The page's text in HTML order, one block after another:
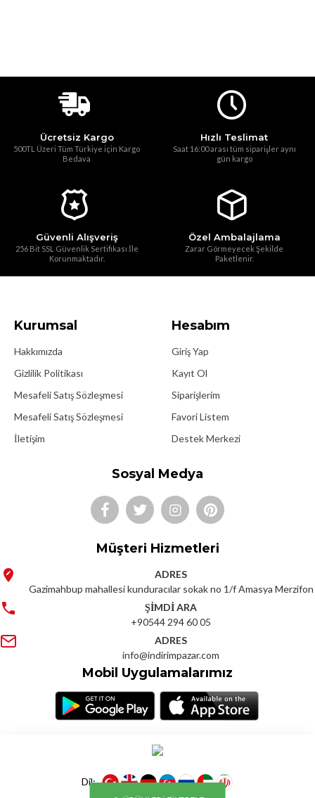
Ücretsiz Kargo
500TL Üzeri Tüm Türkiye için Kargo
Bedava
Hızlı Teslimat
Saat 16:00 arası tüm siparişler aynı
gün kargo
Güvenli Alışveriş
256 Bit SSL Güvenlik Sertifikası İle
Korunmaktadır.
Özel Ambalajlama
Zarar Görmeyecek Şekilde
Paketlenir.
Kurumsal
Hakkımızda
Gizlilik Politikası
Mesafeli Satış Sözleşmesi
Mesafeli Satış Sözleşmesi
İletişim
Hesabım
Giriş Yap
Kayıt Ol
Siparişlerim
Favori Listem
Destek Merkezi
Sosyal Medya
Müşteri Hizmetleri
ADRES
Gazimahbup mahallesi kunduracılar sokak no 1/f Amasya Merzifon
ŞİMDİ ARA
+90544 294 60 05
ADRES
info@indirimpazar.com
Mobil Uygulamalarımız
Dil: